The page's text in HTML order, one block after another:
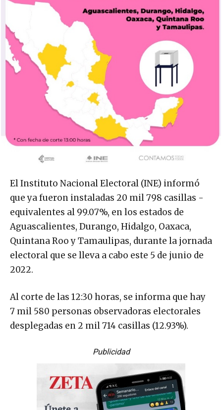
El Instituto Nacional Electoral (INE) informó
que ya fueron instaladas 20 mil 798 casillas -
equivalentes al 99.07%, en los estados de
Aguascalientes, Durango, Hidalgo, Oaxaca,
Quintana Roo y Tamaulipas, durante la jornada
electoral que se lleva a cabo este 5 de junio de
2022.
Al corte de las 12:30 horas, se informa que hay
7 mil 580 personas observadoras electorales
desplegadas en 2 mil 714 casillas (12.93%).
Publicidad